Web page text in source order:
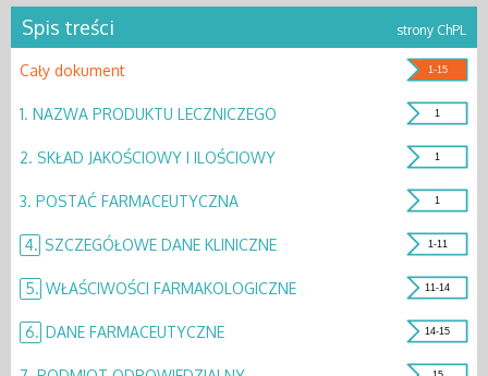
Spis treści strony ChPL
Cały dokument 1-15
1. NAZWA PRODUKTU LECZNICZEGO 1
2. SKŁAD JAKOŚCIOWY I ILOŚCIOWY 1
3. POSTAĆ FARMACEUTYCZNA 1
4. SZCZEGÓŁOWE DANE KLINICZNE 1-11
5. WŁAŚCIWOŚCI FARMAKOLOGICZNE 11-14
6. DANE FARMACEUTYCZNE 14-15